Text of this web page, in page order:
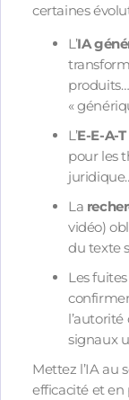
certaines
L’IA
«
L’E-E-A-T
pour les
La
vidéo)
du texte
Les
signaux
Mettez l’IA au
efficacité et en